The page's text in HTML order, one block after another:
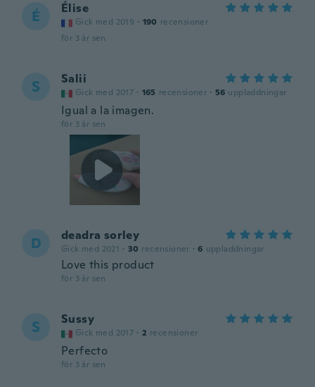
É Élise
Gick med 2019 · 190 recensioner
för 3 år sen
S Salii
Gick med 2017 · 165 recensioner · 56 uppladdningar
Igual a la imagen.
för 3 år sen
D deadra sorley
Gick med 2021 · 30 recensioner · 6 uppladdningar
Love this product
för 3 år sen
S Sussy
Gick med 2017 · 2 recensioner
Perfecto
för 3 år sen